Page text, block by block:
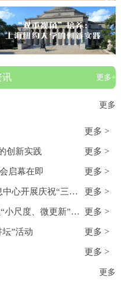
讯 更多+
更多
更多 >
创新实践 更多 >
启幕在即 更多 >
感受艺术魅力 增强文化自信 信息中心开展庆祝“三八”国际妇女节活动 更多 >
扬州仁丰里蜕变千年文脉长廊 以“小尺度、微更新”实现古今交融 更多 >
”活动 更多 >
更多 >
更多